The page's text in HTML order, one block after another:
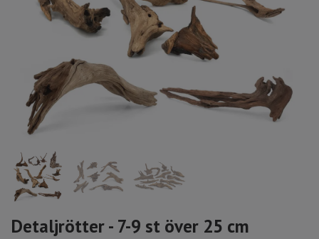
Detaljrötter - 7-9 st över 25 cm